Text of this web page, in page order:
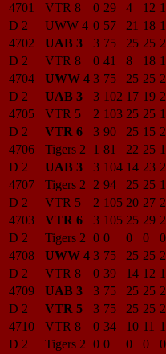
4701
VTR 8 0 29 4 12
D 2
UWW 4 0 57 21 18
4702
UAB 3 3 75 25 25
D 2
VTR 8 0 41 8 18
4704
UWW 4 3 75 25 25
D 2
UAB 3 3 102 17 19
4705
VTR 5 2 103 25 25
D 2
VTR 6 3 90 25 15
4706
Tigers 2 1 81 22 25
D 2
UAB 3 3 104 14 23
4707
Tigers 2 2 94 25 25
D 2
VTR 5 2 105 20 27
4703
VTR 6 3 105 25 29
D 2
Tigers 2 0 0 0 0
0
4708
UWW 4 3 75 25 25
D 2
VTR 8 0 39 14 12
4709
UAB 3 3 75 25 25
D 2
VTR 5 3 75 25 25
4710
VTR 8 0 34 10 11
D 2
Tigers 2 0 0 0 0
0